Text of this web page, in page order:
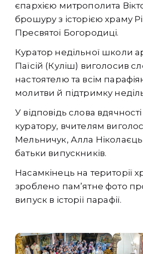
єпархією митрополита
брошуру з історією храму
Пресвятої Богородиці.
Куратор недільної школи
Паїсій (Куліш) виголосив
настоятелю та всім
молитви й підтримку
У відповідь слова
куратору, вчителям
Мельничук, Алла
батьки випускників.
Насамкінець на території
зроблено пам’ятне фото
випуск в історії парафії.